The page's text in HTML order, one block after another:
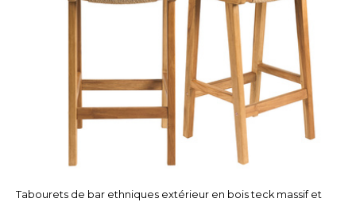
Tabourets de bar ethniques extérieur en bois teck massif et